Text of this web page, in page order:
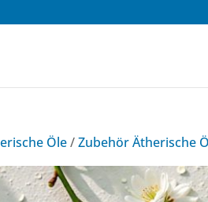
Öle/Zubehör Ätherische